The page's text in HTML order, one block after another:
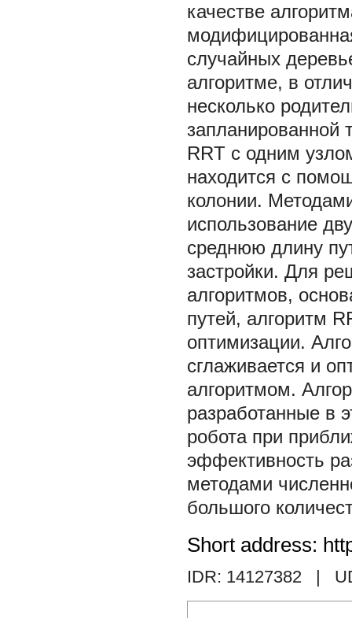
качестве
случайных
алгоритме, в
несколько
запланированной
RRT с одним
находится с
колонии.
использование
среднюю длину
застройки. Для
алгоритмов,
путей, алгоритм
оптимизации.
сглаживается и
алгоритмом.
разработанные в
робота при
эффективность
методами
большого
Short address:
IDR: 14127382 |